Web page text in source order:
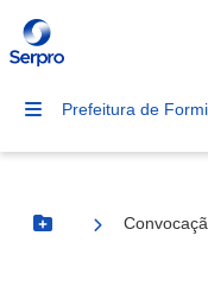
Prefeitura de
Botão Menu